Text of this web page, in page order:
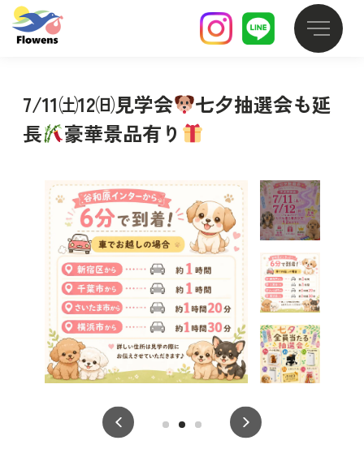
7/11㈯12㈰見学会
七夕抽選会も延
長
豪華景品有り